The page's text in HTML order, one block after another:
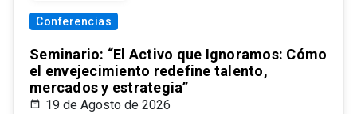
Conferencias
Seminario: “El Activo que Ignoramos: Cómo
el envejecimiento redefine talento,
mercados y estrategia”
19 de Agosto de 2026